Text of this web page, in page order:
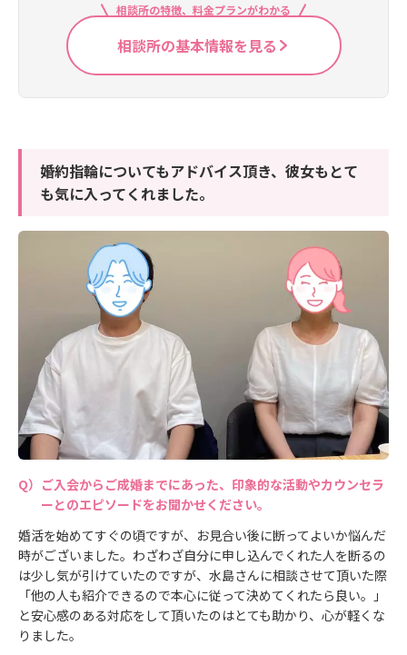
相談所の特徴、料金プランがわかる
相談所の基本情報を見る
婚約指輪についてもアドバイス頂き、彼女もとて
も気に入ってくれました。
ご入会からご成婚までにあった、印象的な活動やカウンセラ
ーとのエピソードをお聞かせください。
婚活を始めてすぐの頃ですが、お見合い後に断ってよいか悩んだ
時がございました。わざわざ自分に申し込んでくれた人を断るの
は少し気が引けていたのですが、水島さんに相談させて頂いた際
「他の人も紹介できるので本心に従って決めてくれたら良い。」
と安心感のある対応をして頂いたのはとても助かり、心が軽くな
りました。